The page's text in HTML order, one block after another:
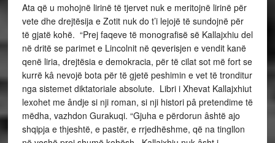
Ata që u mohojnë lirinë të tjervet nuk e meritojnë lirinë për
vete dhe drejtësija e Zotit nuk do t’i lejojë të sundojnë për
të gjatë kohë. “Prej faqeve të monografisë së Kallajxhiu del
në dritë se parimet e Lincolnit në qeverisjen e vendit kanë
qenë liria, drejtësia e demokracia, për të cilat sot më fort se
kurrë kâ nevojë bota për të gjetë peshimin e vet të tronditur
nga sistemet diktatoriale absolute. Libri i Xhevat Kallajxhiut
lexohet me ândje si nji roman, si nji histori pâ pretendime të
mëdha, vazhdon Gurakuqi. “Gjuha e përdorun âshtë ajo
shqipja e thjeshtë, e pastër, e rrjedhëshme, që na tingllon